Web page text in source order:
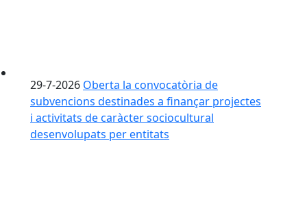
29-7-2026 Oberta la convocatòria de
subvencions destinades a finançar projectes
i activitats de caràcter sociocultural
desenvolupats per entitats